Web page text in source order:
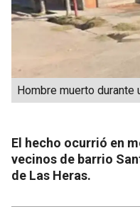
Hombre muerto durante
El hecho ocurrió en
vecinos de barrio
de Las Heras.